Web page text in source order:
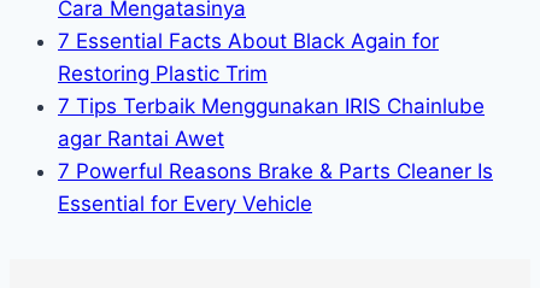
Cara Mengatasinya
7 Essential Facts About Black Again for
Restoring Plastic Trim
7 Tips Terbaik Menggunakan IRIS Chainlube
agar Rantai Awet
7 Powerful Reasons Brake & Parts Cleaner Is
Essential for Every Vehicle